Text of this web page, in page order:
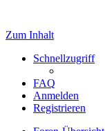
Zum Inhalt
Schnellzugriff
FAQ
Anmelden
Registrieren